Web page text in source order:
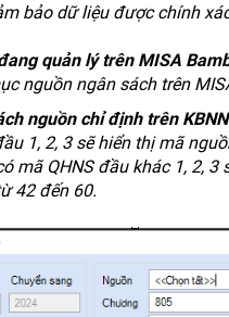
bảo dữ liệu được chính
quản lý trên MISA
nguồn ngân sách trên
nguồn chỉ định trên KBNN
1, 2, 3 sẽ hiển thị mã
mã QHNS đầu khác 1, 2, 3
42 đến 60.